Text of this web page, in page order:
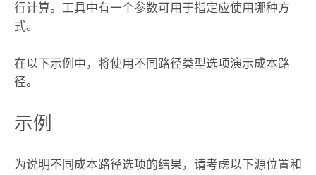
行计算。工具中有一个参数可用于指定应使用哪种方
式。
在以下示例中，将使用不同路径类型选项演示成本路
径。
示例
为说明不同成本路径选项的结果，请考虑以下源位置和